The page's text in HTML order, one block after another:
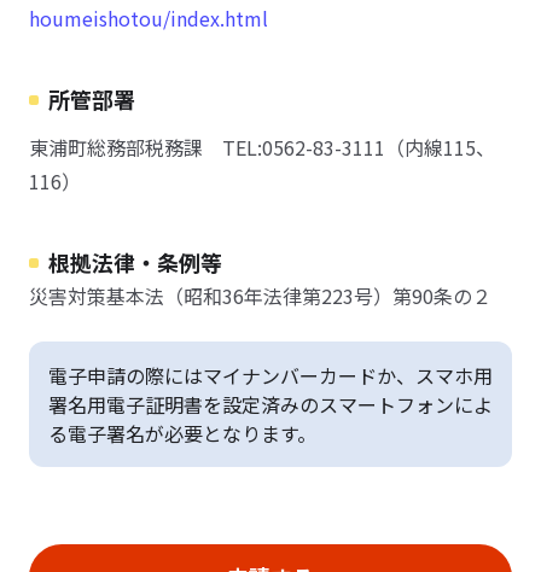
houmeishotou/index.html
所管部署
東浦町総務部税務課 TEL:0562-83-3111（内線115、
116）
根拠法律・条例等
災害対策基本法（昭和36年法律第223号）第90条の２
電子申請の際にはマイナンバーカードか、スマホ用
署名用電子証明書を設定済みのスマートフォンによ
る電子署名が必要となります。